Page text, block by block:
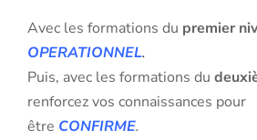
Avec les formations du premier
OPERATIONNEL.
Puis, avec les formations du
renforcez vos connaissances pour
être CONFIRME.